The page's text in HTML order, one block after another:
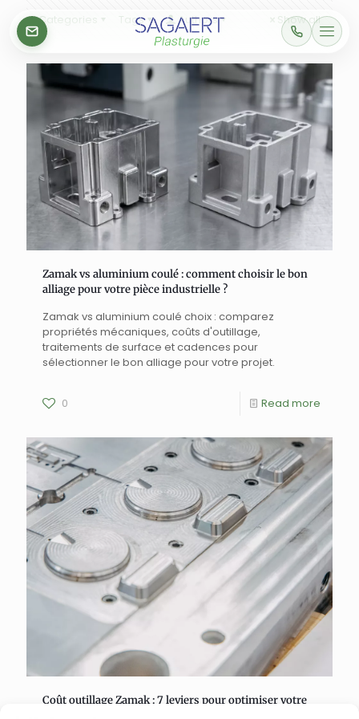
Categories Tags Authors Show all
Zamak vs aluminium coulé : comment choisir le bon
alliage pour votre pièce industrielle ?
Zamak vs aluminium coulé choix : comparez
propriétés mécaniques, coûts d'outillage,
traitements de surface et cadences pour
sélectionner le bon alliage pour votre projet.
0 Read more
Coût outillage Zamak : 7 leviers pour optimiser votre